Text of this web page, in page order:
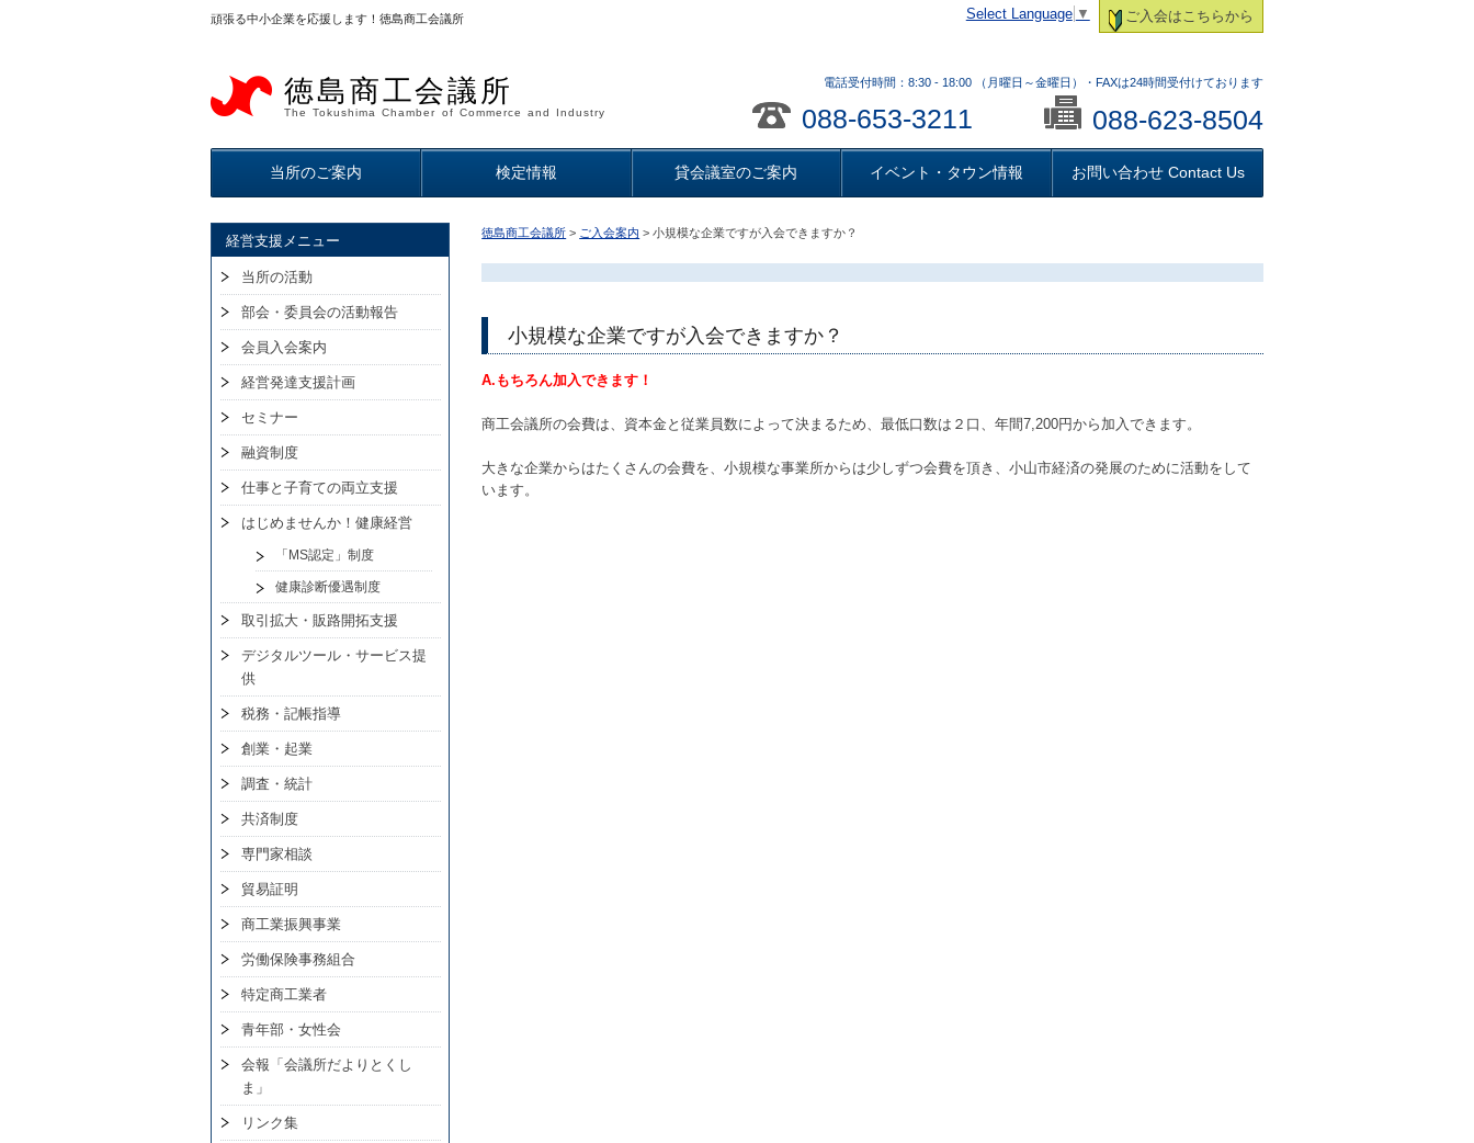
頑張る中小企業を応援します！徳島商工会議所 ご入会はこちらから
Select Language ▼
徳島商工会議所
The Tokushima Chamber of Commerce and Industry
電話受付時間：8:30 - 18:00 （月曜日～金曜日）・FAXは24時間受付けております
088-653-3211 088-623-8504
当所のご案内 検定情報 貸会議室のご案内 イベント・タウン情報 お問い合わせ Contact Us
徳島商工会議所 > ご入会案内 > 小規模な企業ですが入会できますか？
小規模な企業ですが入会できますか？
A.もちろん加入できます！
商工会議所の会費は、資本金と従業員数によって決まるため、最低口数は２口、年間7,200円から加入できます。
大きな企業からはたくさんの会費を、小規模な事業所からは少しずつ会費を頂き、小山市経済の発展のために活動をして
います。
経営支援メニュー
当所の活動
部会・委員会の活動報告
会員入会案内
経営発達支援計画
セミナー
融資制度
仕事と子育ての両立支援
はじめませんか！健康経営
「MS認定」制度
健康診断優遇制度
取引拡大・販路開拓支援
デジタルツール・サービス提
供
税務・記帳指導
創業・起業
調査・統計
共済制度
専門家相談
貿易証明
商工業振興事業
労働保険事務組合
特定商工業者
青年部・女性会
会報「会議所だよりとくし
ま」
リンク集